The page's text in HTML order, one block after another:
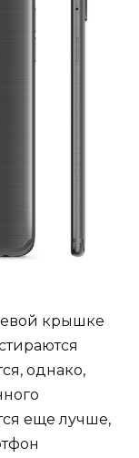
крышке
однако,
еще лучше,